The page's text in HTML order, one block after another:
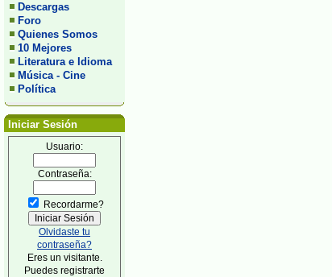
Descargas
Foro
Quienes Somos
10 Mejores
Literatura e Idioma
Música - Cine
Política
Iniciar Sesión
Usuario:
Contraseña:
Recordarme?
Olvidaste tu
contraseña?
Eres un visitante.
Puedes registrarte